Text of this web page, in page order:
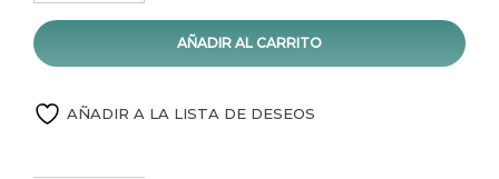
AÑADIR AL CARRITO
AÑADIR A LA LISTA DE DESEOS